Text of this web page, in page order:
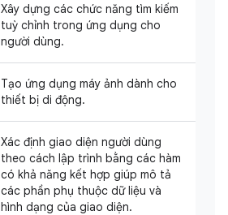
Xây dựng các chức năng tìm kiếm
tuỳ chỉnh trong ứng dụng cho
người dùng.
Tạo ứng dụng máy ảnh dành cho
thiết bị di động.
Xác định giao diện người dùng
theo cách lập trình bằng các hàm
có khả năng kết hợp giúp mô tả
các phần phụ thuộc dữ liệu và
hình dạng của giao diện.